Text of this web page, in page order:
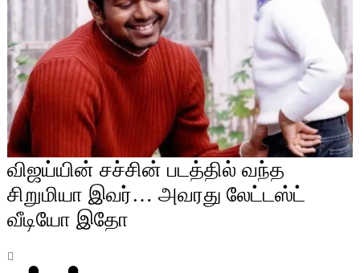
விஜய்யின் சச்சின் படத்தில் வந்த
சிறுமியா இவர்… அவரது லேட்டஸ்ட்
வீடியோ இதோ